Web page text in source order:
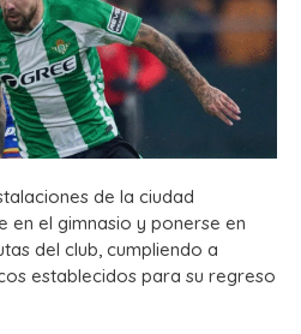
de la ciudad
el gimnasio y ponerse en
del club, cumpliendo a
establecidos para su regreso